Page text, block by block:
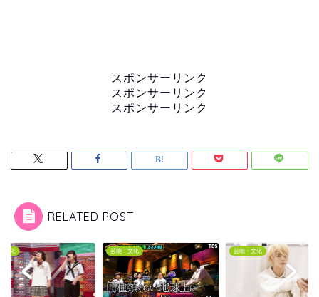
スポンサーリンク
スポンサーリンク
スポンサーリンク
RELATED POST
文化 芸能・文化 芸能・文化